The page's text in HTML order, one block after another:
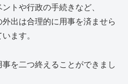
トや行政の手続きなど、
出は合理的に用事を済ませら
ます。
を二つ終えることができまし